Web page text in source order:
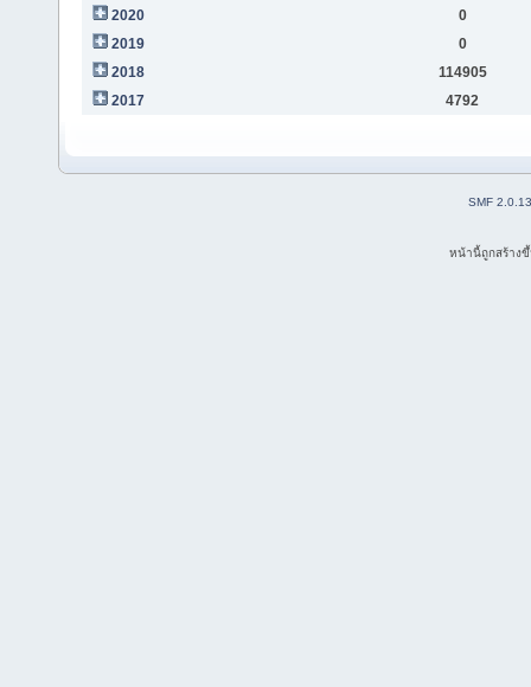
2020
0
2019
0
2018
114905
2017
4792
SMF 2.0.13
หน้านี้ถูกสร้าง